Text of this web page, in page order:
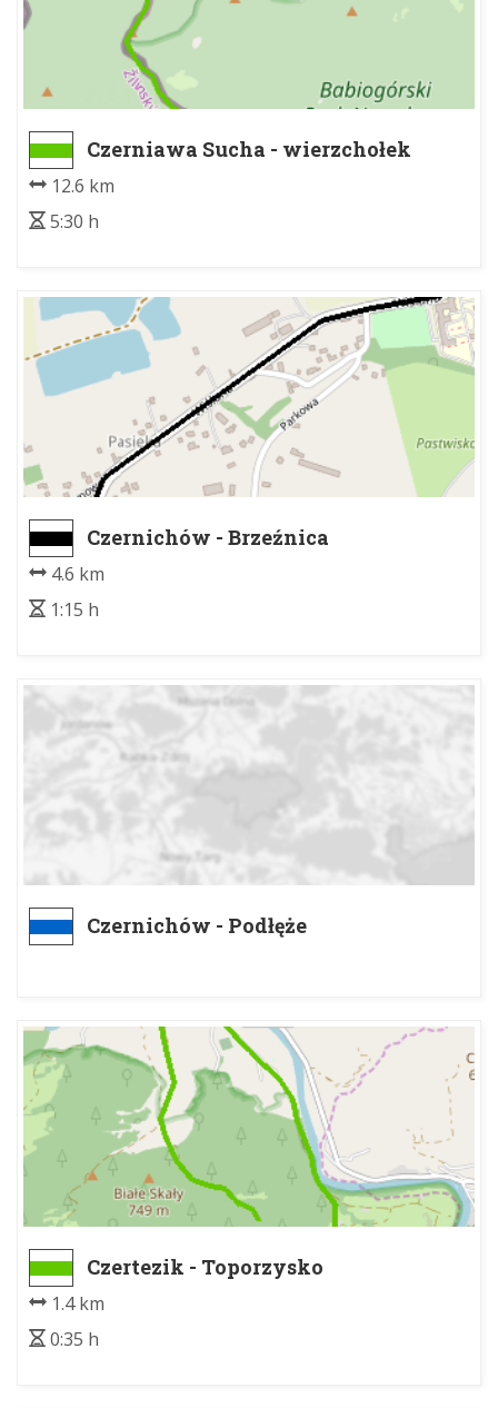
Czerniawa Sucha - wierzchołek
12.6 km
5:30 h
Czernichów - Brzeźnica
4.6 km
1:15 h
Czernichów - Podłęże
Czertezik - Toporzysko
1.4 km
0:35 h